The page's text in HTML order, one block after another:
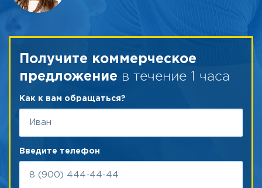
Получите коммерческое
предложение в течение 1 часа
Как к вам обращаться?
Введите телефон